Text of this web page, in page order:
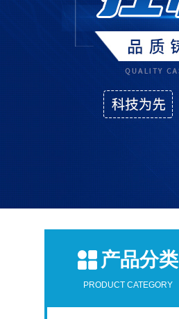
产品分类
PRODUCT CATEGORY